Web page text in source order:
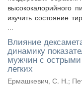
высококалорийного
изучить состояние
...
Влияние
динамику
мужчин с
легких
Ермашкевич, С. Н.;